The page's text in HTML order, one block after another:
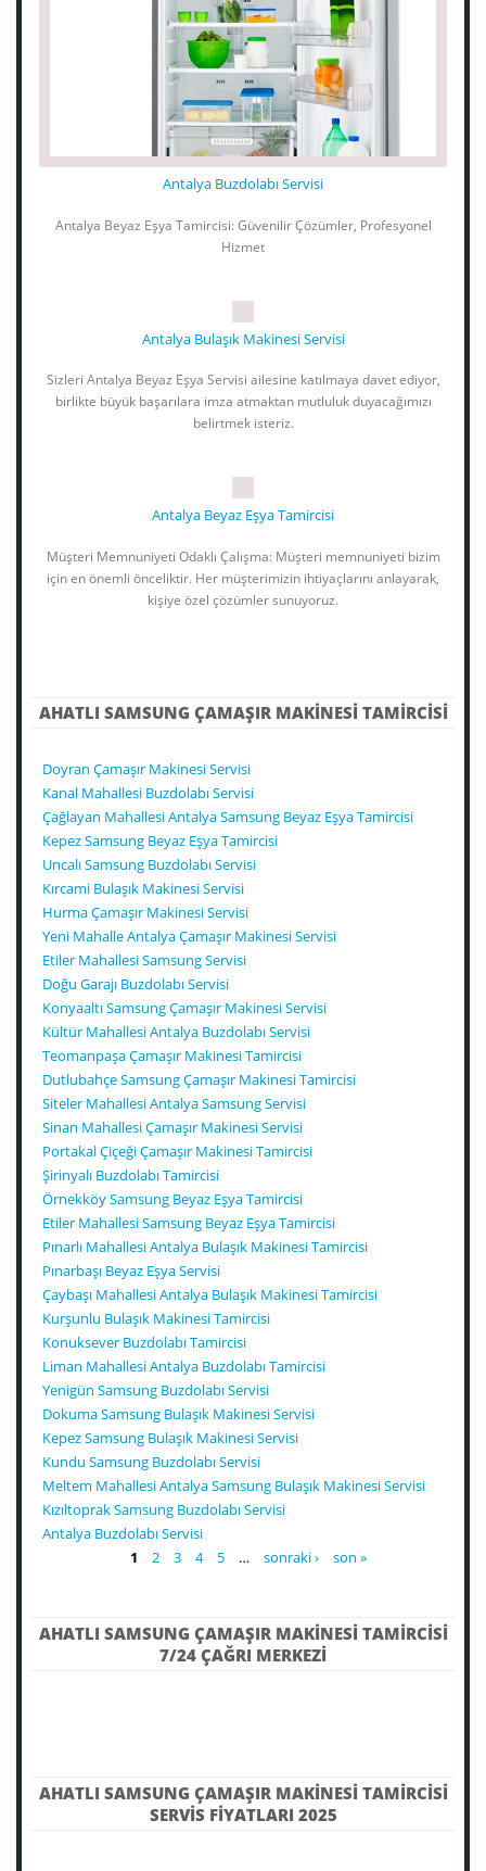
Antalya Buzdolabı Servisi
Antalya Beyaz Eşya Tamircisi: Güvenilir Çözümler, Profesyonel
Hizmet
Antalya Bulaşık Makinesi Servisi
Sizleri Antalya Beyaz Eşya Servisi ailesine katılmaya davet ediyor,
birlikte büyük başarılara imza atmaktan mutluluk duyacağımızı
belirtmek isteriz.
Antalya Beyaz Eşya Tamircisi
Müşteri Memnuniyeti Odaklı Çalışma: Müşteri memnuniyeti bizim
için en önemli önceliktir. Her müşterimizin ihtiyaçlarını anlayarak,
kişiye özel çözümler sunuyoruz.
AHATLI SAMSUNG ÇAMAŞIR MAKINESI TAMIRCISI
Doyran Çamaşır Makinesi Servisi
Kanal Mahallesi Buzdolabı Servisi
Çağlayan Mahallesi Antalya Samsung Beyaz Eşya Tamircisi
Kepez Samsung Beyaz Eşya Tamircisi
Uncalı Samsung Buzdolabı Servisi
Kırcami Bulaşık Makinesi Servisi
Hurma Çamaşır Makinesi Servisi
Yeni Mahalle Antalya Çamaşır Makinesi Servisi
Etiler Mahallesi Samsung Servisi
Doğu Garajı Buzdolabı Servisi
Konyaaltı Samsung Çamaşır Makinesi Servisi
Kültür Mahallesi Antalya Buzdolabı Servisi
Teomanpaşa Çamaşır Makinesi Tamircisi
Dutlubahçe Samsung Çamaşır Makinesi Tamircisi
Siteler Mahallesi Antalya Samsung Servisi
Sinan Mahallesi Çamaşır Makinesi Servisi
Portakal Çiçeği Çamaşır Makinesi Tamircisi
Şirinyalı Buzdolabı Tamircisi
Örnekköy Samsung Beyaz Eşya Tamircisi
Etiler Mahallesi Samsung Beyaz Eşya Tamircisi
Pınarlı Mahallesi Antalya Bulaşık Makinesi Tamircisi
Pınarbaşı Beyaz Eşya Servisi
Çaybaşı Mahallesi Antalya Bulaşık Makinesi Tamircisi
Kurşunlu Bulaşık Makinesi Tamircisi
Konuksever Buzdolabı Tamircisi
Liman Mahallesi Antalya Buzdolabı Tamircisi
Yenigün Samsung Buzdolabı Servisi
Dokuma Samsung Bulaşık Makinesi Servisi
Kepez Samsung Bulaşık Makinesi Servisi
Kundu Samsung Buzdolabı Servisi
Meltem Mahallesi Antalya Samsung Bulaşık Makinesi Servisi
Kızıltoprak Samsung Buzdolabı Servisi
Antalya Buzdolabı Servisi
1 2 3 4 5 … sonraki › son »
AHATLI SAMSUNG ÇAMAŞIR MAKINESI TAMIRCISI
7/24 ÇAĞRI MERKEZI
AHATLI SAMSUNG ÇAMAŞIR MAKINESI TAMIRCISI
SERVIS FIYATLARI 2025